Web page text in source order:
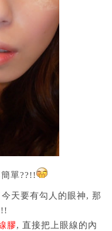
單??!!
天要有勾人的眼神, 那
膠, 直接把上眼線的內